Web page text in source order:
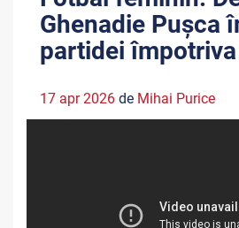
Ghenadie Pușca
partidei
17 apr 2026 de Mihai Purice